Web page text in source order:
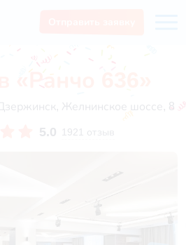
«Ранчо 636»
Желнинское шоссе, 8
5.0 1921 отзыв